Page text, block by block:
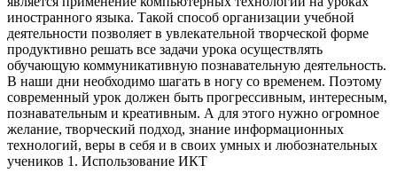
иностранного языка. Такой способ организации учебной
деятельности позволяет в увлекательной творческой форме
продуктивно решать все задачи урока осуществлять
обучающую коммуникативную познавательную деятельность.
В наши дни необходимо шагать в ногу со временем. Поэтому
современный урок должен быть прогрессивным, интересным,
познавательным и креативным. А для этого нужно огромное
желание, творческий подход, знание информационных
технологий, веры в себя и в своих умных и любознательных
учеников 1. Использование ИКТ